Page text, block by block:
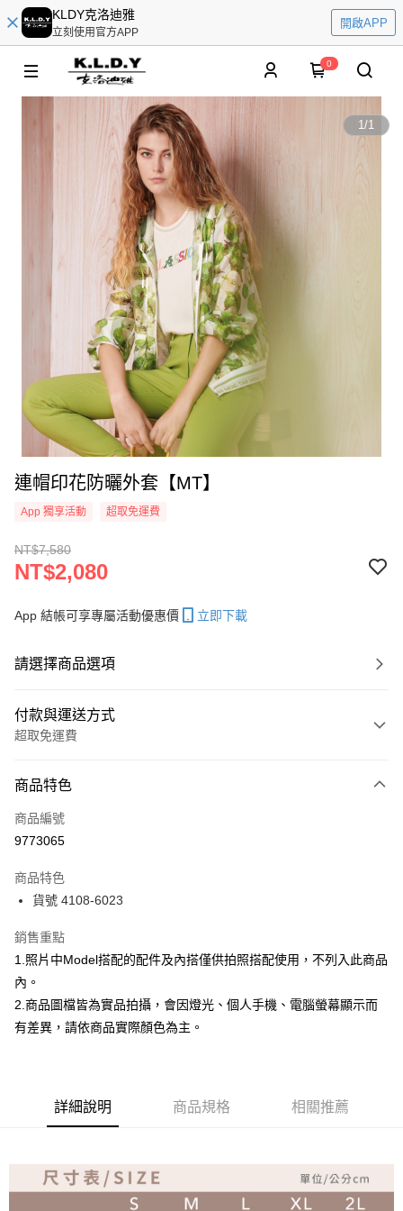
KLDY克洛迪雅
立刻使用官方APP
開啟APP
0
1/1
連帽印花防曬外套【MT】
App 獨享活動 超取免運費
NT$7,580
NT$2,080
App 結帳可享專屬活動優惠價 立即下載
請選擇商品選項
付款與運送方式
超取免運費
信用卡一次付款
超商取貨付款
ATM付款
運送方式
全家取貨付款
付款後全家取貨
免運費
商品特色
商品編號
9773065
商品特色
貨號 4108-6023
銷售重點
1.照片中Model搭配的配件及內搭僅供拍照搭配使用，不列入此商品
內。
2.商品圖檔皆為實品拍攝，會因燈光、個人手機、電腦螢幕顯示而
有差異，請依商品實際顏色為主。
詳細說明 商品規格 相關推薦